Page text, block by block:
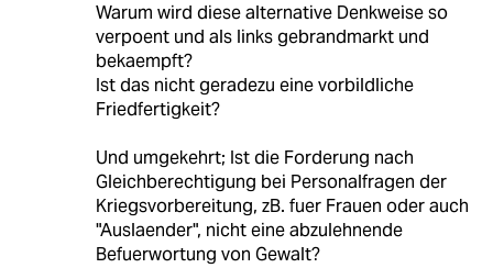
Warum wird diese alternative Denkweise so
verpoent und als links gebrandmarkt und
bekaempft?
Ist das nicht geradezu eine vorbildliche
Friedfertigkeit?
Und umgekehrt; Ist die Forderung nach
Gleichberechtigung bei Personalfragen der
Kriegsvorbereitung, zB. fuer Frauen oder auch
"Auslaender", nicht eine abzulehnende
Befuerwortung von Gewalt?